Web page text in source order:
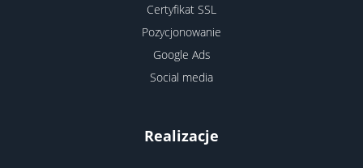
Certyfikat SSL
Pozycjonowanie
Google Ads
Social media
Realizacje